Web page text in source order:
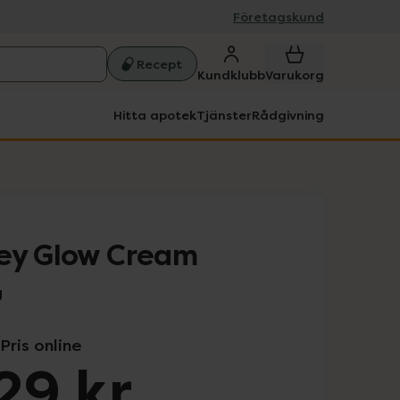
Företagskund
Recept
KundklubbVarukorg
Hitta apotekTjänsterRådgivning
Glow Cream
Pris online